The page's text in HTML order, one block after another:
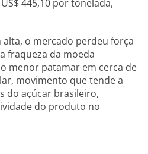
445,10 por tonelada,
alta, o mercado perdeu força
fraqueza da moeda
menor patamar em cerca de
movimento que tende a
do açúcar brasileiro,
do produto no